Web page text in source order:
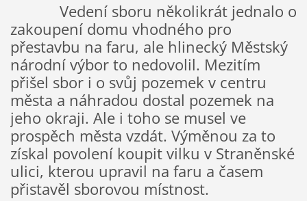
Vedení sboru několikrát jednalo o
zakoupení domu vhodného pro
přestavbu na faru, ale hlinecký Městský
národní výbor to nedovolil. Mezitím
přišel sbor i o svůj pozemek v centru
města a náhradou dostal pozemek na
jeho okraji. Ale i toho se musel ve
prospěch města vzdát. Výměnou za to
získal povolení koupit vilku v Straněnské
ulici, kterou upravil na faru a časem
přistavěl sborovou místnost.